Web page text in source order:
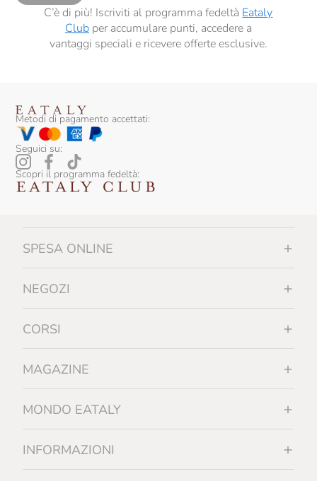
Dourthe
Duca Di Salaparuta
Emidio Pepe
Fabrizio Ressia
Falesco
Fattoi
Fattoria Di Bacchereto
Favaro
Felluga
Felsina
Feudi Di San Gregorio
Filippo Grasso
C’è di più! Iscriviti al programma fedeltà Eataly
Clubper accumulare punti, accedere a
vantaggi speciali e ricevere offerte esclusive.
Metodi di pagamento accettati:
Seguici su:
Scopri il programma fedeltà:
SPESA ONLINE
NEGOZI
CORSI
MAGAZINE
MONDO EATALY
INFORMAZIONI